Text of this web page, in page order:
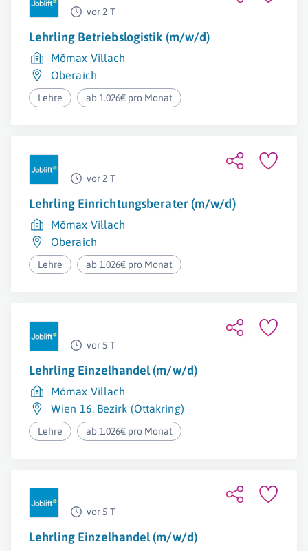
vor 2 T
Lehrling Betriebslogistik (m/w/d)
Mömax Villach
Oberaich
Lehre ab 1.026€ pro Monat
vor 2 T
Lehrling Einrichtungsberater (m/w/d)
Mömax Villach
Oberaich
Lehre ab 1.026€ pro Monat
vor 5 T
Lehrling Einzelhandel (m/w/d)
Mömax Villach
Wien 16. Bezirk (Ottakring)
Lehre ab 1.026€ pro Monat
vor 5 T
Lehrling Einzelhandel (m/w/d)